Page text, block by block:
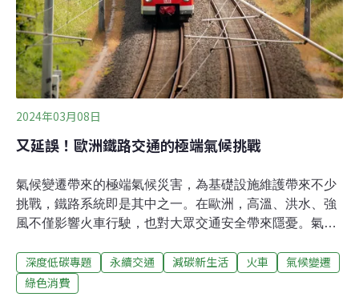
Supercell推出，該公司推出的遊戲另還有部落衝突
（Clash of Clans）。Green Game Jam誕生 讓電玩遊戲
多一
2024年03月08日
又延誤！歐洲鐵路交通的極端氣候挑戰
氣候變遷帶來的極端氣候災害，為基礎設施維護帶來不少
挑戰，鐵路系統即是其中之一。在歐洲，高溫、洪水、強
風不僅影響火車行駛，也對大眾交通安全帶來隱憂。氣候
推出了哪些解決方案？2024年1月，強烈風暴「伊莎」
（Storm Isha）讓英國交通大亂，火車班次取消、道路被
深度低碳專題 永續交通 減碳新生活 火車
氣候變遷
綠色消費